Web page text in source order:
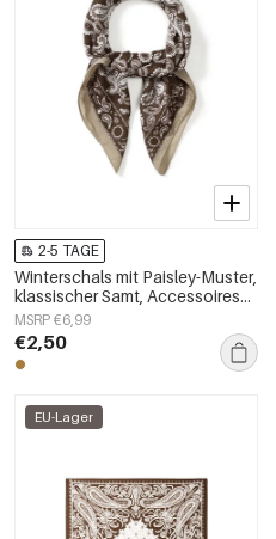
2-5 TAGE
Winterschals mit Paisley-Muster,
klassischer Samt, Accessoires
für jeden Tag
MSRP €6,99
€2,50
EU-Lager